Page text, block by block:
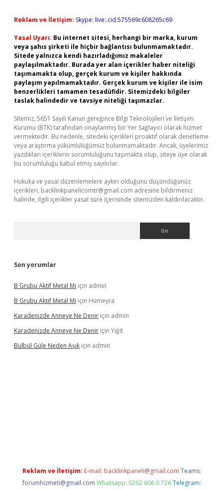
Reklam ve İletişim: Skype: live:.cid.575569c608265c69
Yasal Uyarı: Bu internet sitesi, herhangi bir marka, kurum
veya şahıs şirketi ile hiçbir bağlantısı bulunmamaktadır.
Sitede yalnızca kendi hazırladığımız makaleler
paylaşılmaktadır. Burada yer alan içerikler haber niteliği
taşımamakta olup, gerçek kurum ve kişiler hakkında
paylaşım yapılmamaktadır. Gerçek kurum ve kişiler ile isim
benzerlikleri tamamen tesadüfidir. Sitemizdeki bilgiler
taslak halindedir ve tavsiye niteliği taşımazlar.
Sitemiz, 5651 Sayılı Kanun gereğince Bilgi Teknolojileri ve İletişim
Kurumu (BTK) tarafından onaylanmış bir Yer Sağlayıcı olarak hizmet
vermektedir. Bu nedenle, sitedeki içerikleri proaktif olarak denetleme
veya araştırma yükümlülüğümüz bulunmamaktadır. Ancak, üyelerimiz
yazdıkları içeriklerin sorumluluğunu taşımakta olup, siteye üye olarak
bu sorumluluğu kabul etmiş sayılırlar.
Hukuka ve yasal düzenlemelere aykırı olduğunu düşündüğünüz
içerikleri, backlinkpanelicomtr@gmail.com adresine bildirmeniz
halinde, ilgili içerikler yasal süre içerisinde sitemizden kaldırılacaktır.
Son yorumlar
B Grubu Aktif Metal Mi için admin
B Grubu Aktif Metal Mi için Hümeyra
Karadenizde Anneye Ne Denir için admin
Karadenizde Anneye Ne Denir için Yiğit
Bülbül Güle Neden Aşık için admin
Reklam ve İletişim: E-mail: backlinkpaneli@gmail.com Teams:
forumhizmeti@gmail.com Whatsapp: 0262 606 0 726 Telegram: